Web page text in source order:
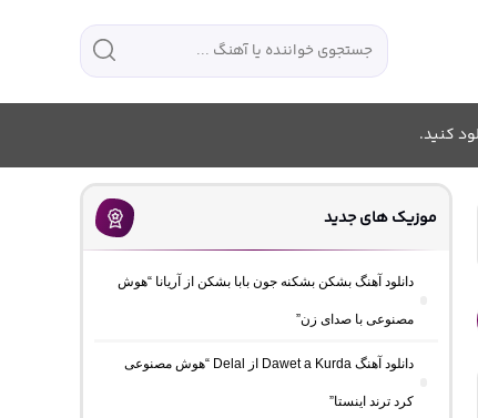
کنید.
موزیک های جدید
دانلود آهنگ بشکن بشکنه جون بابا بشکن از آریانا “هوش
مصنوعی با صدای زن”
دانلود آهنگ Dawet a Kurda از Delal “هوش مصنوعی
کرد ترند اینستا”